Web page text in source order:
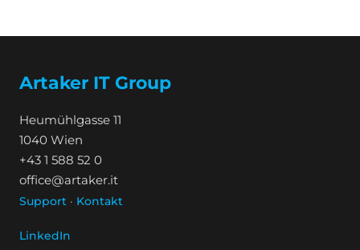
Artaker IT Group
Heumühlgasse 11
1040 Wien
+43 1 588 52 0
office@artaker.it
Support · Kontakt
LinkedIn